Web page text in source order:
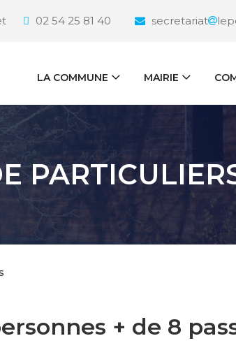
02 54 25 81 40 secretariat
LA COMMUNE MAIRIE
+ de 8